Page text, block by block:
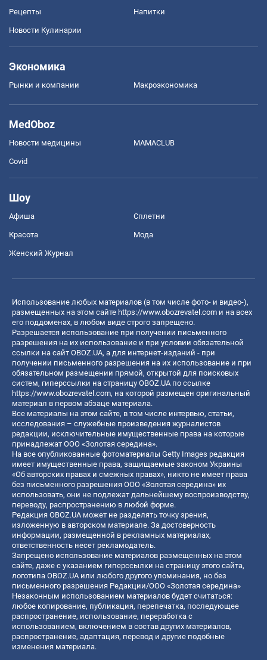
Рецепты Напитки
Новости Кулинарии
Экономика
Рынки и компании Mакроэкономика
MedOboz
Новости медицины MAMACLUB
Covid
Шоу
Афиша Сплетни
Красота Мода
Женский Журнал
Использование любых материалов (в том числе фото- и видео-),
размещенных на этом сайте https://www.obozrevatel.com и на всех
его поддоменах, в любом виде строго запрещено.
Разрешается использование при получении письменного
разрешения на их использование и при условии обязательной
ссылки на сайт OBOZ.UA, а для интернет-изданий - при
получении письменного разрешения на их использование и при
обязательном размещении прямой, открытой для поисковых
систем, гиперссылки на страницу OBOZ.UA по ссылке
https://www.obozrevatel.com, на которой размещен оригинальный
материал в первом абзаце материала.
Все материалы на этом сайте, в том числе интервью, статьи,
исследования – служебные произведения журналистов
редакции, исключительные имущественные права на которые
принадлежат ООО «Золотая середина».
На все опубликованные фотоматериалы Getty Images редакция
имеет имущественные права, защищаемые законом Украины
«Об авторских правах и смежных правах», никто не имеет права
без письменного разрешения ООО «Золотая середина» их
использовать, они не подлежат дальнейшему воспроизводству,
переводу, распространению в любой форме.
Редакция OBOZ.UA может не разделять точку зрения,
изложенную в авторском материале. За достоверность
информации, размещенной в рекламных материалах,
ответственность несет рекламодатель.
Запрещено использование материалов размещенных на этом
сайте, даже с указанием гиперссылки на страницу этого сайта,
логотипа OBOZ.UA или любого другого упоминания, но без
письменного разрешения Редакции/ООО «Золотая середина»
Незаконным использованием материалов будет считаться:
любое копирование, публикация, перепечатка, последующее
распространение, использование, переработка с
использованием, включением в состав других материалов,
распространение, адаптация, перевод и другие подобные
изменения материала.